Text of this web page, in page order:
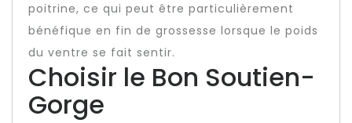
poitrine, ce qui peut être particulièrement
bénéfique en fin de grossesse lorsque le poids
du ventre se fait sentir.
Choisir le Bon Soutien-
Gorge